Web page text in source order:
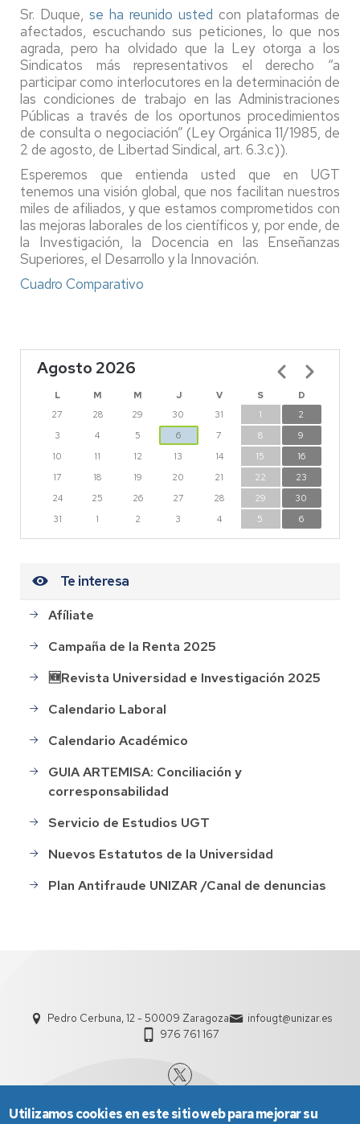
Sr. Duque, se ha reunido usted con plataformas de
afectados, escuchando sus peticiones, lo que nos
agrada, pero ha olvidado que la Ley otorga a los
Sindicatos más representativos el derecho “a
participar como interlocutores en la determinación de
las condiciones de trabajo en las Administraciones
Públicas a través de los oportunos procedimientos
de consulta o negociación” (Ley Orgánica 11/1985, de
2 de agosto, de Libertad Sindical, art. 6.3.c)).
Esperemos que entienda usted que en UGT
tenemos una visión global, que nos facilitan nuestros
miles de afiliados, y que estamos comprometidos con
las mejoras laborales de los científicos y, por ende, de
la Investigación, la Docencia en las Enseñanzas
Superiores, el Desarrollo y la Innovación.
Cuadro Comparativo
Agosto 2026
L M M J V S
D
27
28 29 30 31 1
2
3
4 5 6 7 8
9
10
11 12 13 14 15
16
17
18 19 20 21 22
23
24
25 26 27 28 29
30
31
1 2 3 4 5 6
Paginación
Te interesa
Afíliate
Campaña de la Renta 2025
🆕Revista Universidad e Investigación 2025
Calendario Laboral
Calendario Académico
GUIA ARTEMISA: Conciliación y
corresponsabilidad
Servicio de Estudios UGT
Nuevos Estatutos de la Universidad
Plan Antifraude UNIZAR /Canal de denuncias
Pedro Cerbuna, 12 - 50009 Zaragoza
infougt@unizar.es
976 761 167
Utilizamos cookies en este sitio web para mejorar su